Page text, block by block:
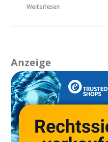
Weiterlesen
Anzeige